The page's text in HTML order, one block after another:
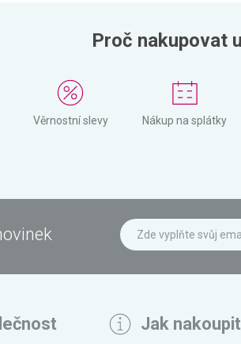
Proč nakupovat
Věrnostní slevy Nákup na splátky
Jak nakoupit